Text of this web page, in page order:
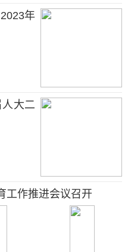
年
大二
工作推进会议召开